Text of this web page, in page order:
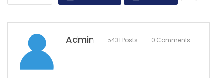
Admin 5431 Posts 0 Comments